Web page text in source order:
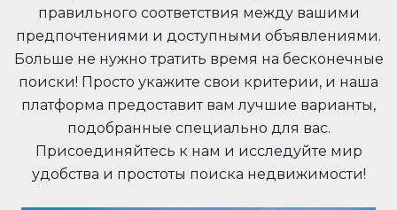
правильного соответствия между вашими
предпочтениями и доступными объявлениями.
Больше не нужно тратить время на бесконечные
поиски! Просто укажите свои критерии, и наша
платформа предоставит вам лучшие варианты,
подобранные специально для вас.
Присоединяйтесь к нам и исследуйте мир
удобства и простоты поиска недвижимости!